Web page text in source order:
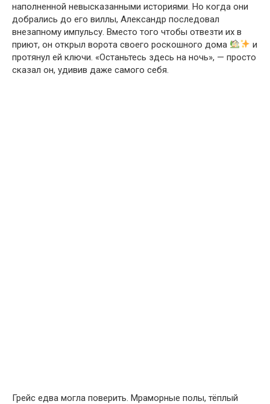
наполненной невысказанными историями. Но когда они
добрались до его виллы, Александр последовал
внезапному импульсу. Вместо того чтобы отвезти их в
приют, он открыл ворота своего роскошного дома
и
протянул ей ключи. «Останьтесь здесь на ночь», — просто
сказал он, удивив даже самого себя.
Грейс едва могла поверить. Мраморные полы, тёплый